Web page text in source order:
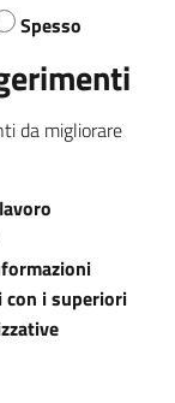
Spesso
da migliorare
i superiori